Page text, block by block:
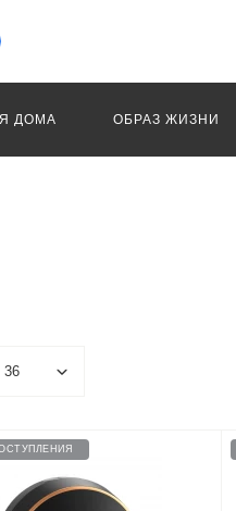
ДОМА ОБРАЗ ЖИЗНИ